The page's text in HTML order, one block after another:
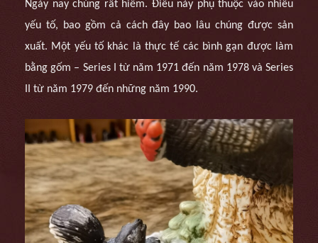
Ngày nay chúng rất hiếm. Điều này phụ thuộc vào nhiều
yếu tố, bao gồm cả cách đây bao lâu chúng được sản
xuất. Một yếu tố khác là thực tế các bình gạn được làm
bằng gốm – Series I từ năm 1971 đến năm 1978 và Series
II từ năm 1979 đến những năm 1990.